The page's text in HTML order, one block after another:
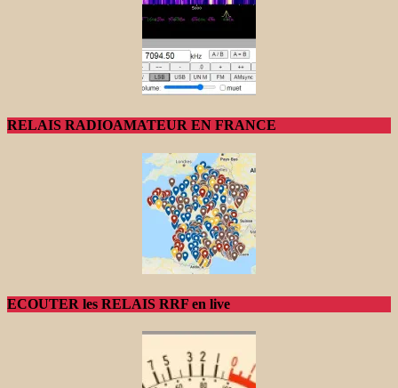
RELAIS RADIOAMATEUR EN FRANCE
ECOUTER les RELAIS RRF en live